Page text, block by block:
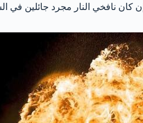
نافخي النار مجرد جائلين في